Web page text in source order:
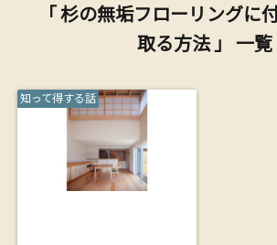
「 杉の無垢フローリングに
取る方法 」 一覧
知って得する話